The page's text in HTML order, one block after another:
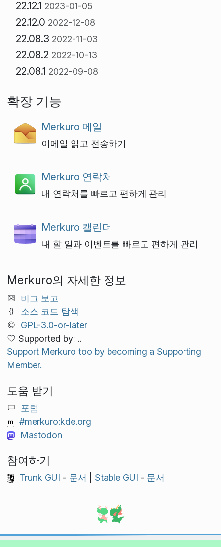
22.12.1 2023-01-05
22.12.0 2022-12-08
22.08.3 2022-11-03
22.08.2 2022-10-13
22.08.1 2022-09-08
확장 기능
Merkuro 메일
이메일 읽고 전송하기
Merkuro 연락처
내 연락처를 빠르고 편하게 관리
Merkuro 캘린더
내 할 일과 이벤트를 빠르고 편하게 관리
Merkuro의 자세한 정보
버그 보고
소스 코드 탐색
GPL-3.0-or-later
Supported by: ..
Support Merkuro too by becoming a Supporting
Member.
도움 받기
포럼
#merkuro:kde.org
Mastodon
참여하기
Trunk GUI - 문서 Stable GUI - 문서